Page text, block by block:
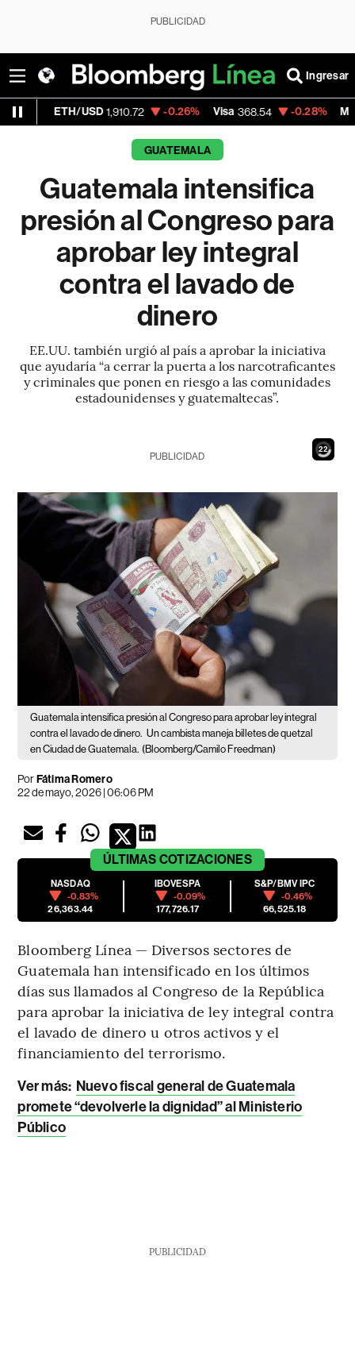
PUBLICIDAD
Ingresar
1,910.72 -0.26% Visa 368.54 -0.28% MercadoLibre
GUATEMALA
Guatemala intensifica
presión al Congreso para
aprobar ley integral
contra el lavado de
dinero
EE.UU. también urgió al país a aprobar la iniciativa
que ayudaría “a cerrar la puerta a los narcotraficantes
y criminales que ponen en riesgo a las comunidades
estadounidenses y guatemaltecas”.
20
PUBLICIDAD
Guatemala intensifica presión al Congreso para aprobar ley integral
contra el lavado de dinero. Un cambista maneja billetes de quetzal
en Ciudad de Guatemala. (Bloomberg/Camilo Freedman)
PorFátima Romero
22 de mayo, 2026 | 06:06 PM
ÚLTIMAS COTIZACIONES
NASDAQ
-0.83%
26,363.44
IBOVESPA
-0.09%
177,726.17
S&P/BMV IPC
-0.46%
66,525.18
Bloomberg Línea — Diversos sectores de
Guatemala han intensificado en los últimos
días sus llamados al Congreso de la República
para aprobar la iniciativa de ley integral contra
el lavado de dinero u otros activos y el
financiamiento del terrorismo.
Ver más: Nuevo fiscal general de Guatemala
promete “devolverle la dignidad” al Ministerio
Público
PUBLICIDAD